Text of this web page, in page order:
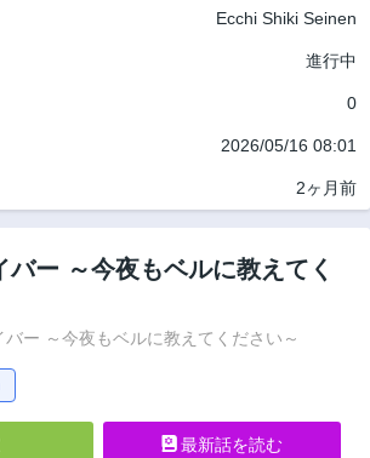
Ecchi Shiki Seinen
進行中
0
2026/05/16 08:01
2ヶ月前
バー ～今夜もベルに教えてく
ー ～今夜もベルに教えてください～
最新話を読む